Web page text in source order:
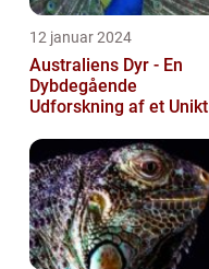
12 januar 2024
Australiens Dyr - En
Dybdegående
Udforskning af et Unikt